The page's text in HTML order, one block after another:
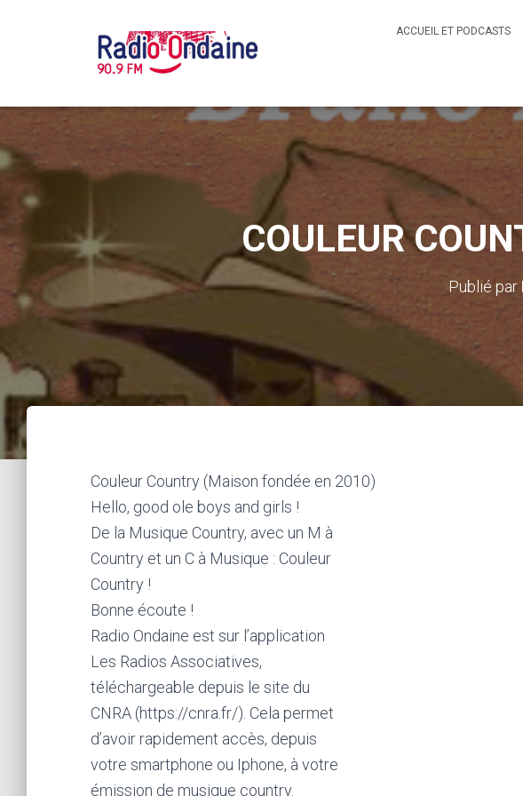
ACCUEIL ET PODCASTS
COULEUR
Publié par
Couleur Country (Maison fondée en 2010)
Hello, good ole boys and girls !
De la Musique Country, avec un M à
Country et un C à Musique : Couleur
Country !
Bonne écoute !
Radio Ondaine est sur l’application
Les Radios Associatives,
téléchargeable depuis le site du
CNRA (https://cnra.fr/). Cela permet
d’avoir rapidement accès, depuis
votre smartphone ou Iphone, à votre
émission de musique country.